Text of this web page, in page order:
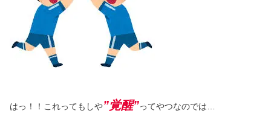
はっ！！これってもしや”覚醒”ってやつなのでは…